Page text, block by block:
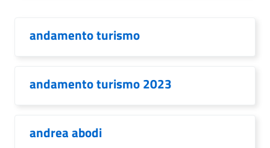
andamento turismo
andamento turismo 2023
andrea abodi